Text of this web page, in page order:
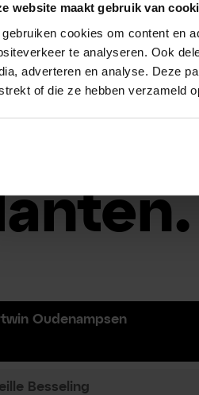
website maakt gebruik van
gebruiken cookies om content en
te analyseren. Ook
adverteren en analyse. Deze
of die ze hebben verzameld
Oudenampsen
Besseling